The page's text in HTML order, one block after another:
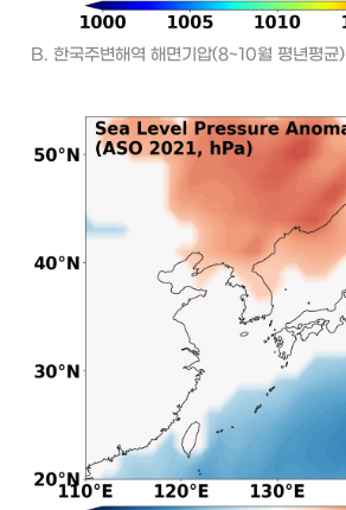
B. 한국주변해역 해면기압(8~10월 평년평균)